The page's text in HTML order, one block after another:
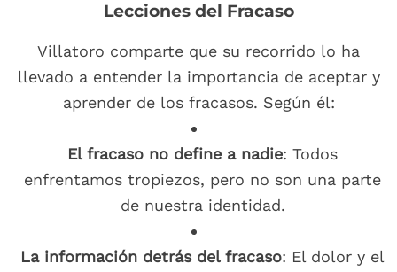
Lecciones del Fracaso
Villatoro comparte que su recorrido lo ha
llevado a entender la importancia de aceptar y
aprender de los fracasos. Según él:
El fracaso no define a nadie: Todos
enfrentamos tropiezos, pero no son una parte
de nuestra identidad.
La información detrás del fracaso: El dolor y el